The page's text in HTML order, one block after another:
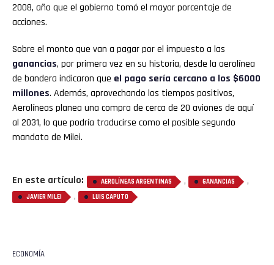
2008, año que el gobierno tomó el mayor porcentaje de
acciones.
Sobre el monto que van a pagar por el impuesto a las
ganancias, por primera vez en su historia, desde la aerolínea
de bandera indicaron que el pago sería cercano a los $6000
millones. Además, aprovechando los tiempos positivos,
Aerolíneas planea una compra de cerca de 20 aviones de aquí
al 2031, lo que podría traducirse como el posible segundo
mandato de Milei.
En este artículo: AEROLÍNEAS ARGENTINAS , GANANCIAS ,
JAVIER MILEI , LUIS CAPUTO
ECONOMÍA